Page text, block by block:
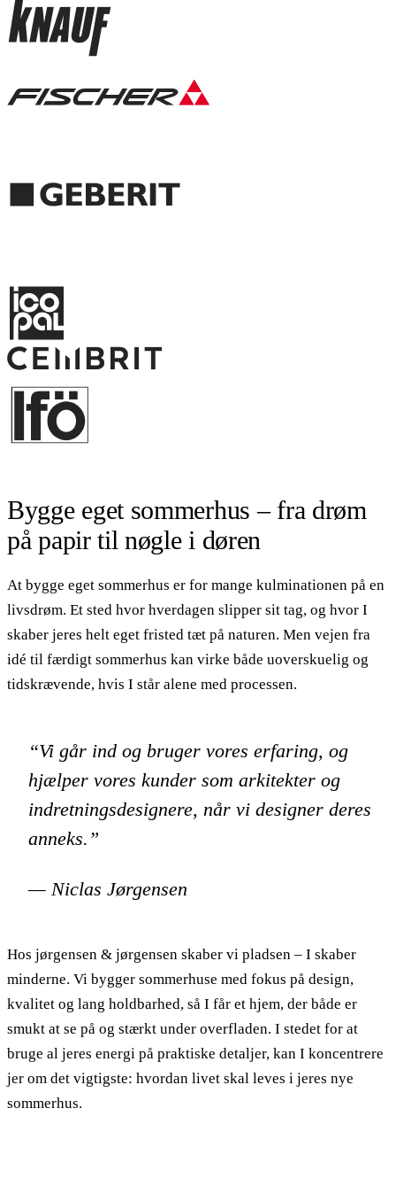
Bygge eget sommerhus – fra drøm
på papir til nøgle i døren
At bygge eget sommerhus er for mange kulminationen på en
livsdrøm. Et sted hvor hverdagen slipper sit tag, og hvor I
skaber jeres helt eget fristed tæt på naturen. Men vejen fra
idé til færdigt sommerhus kan virke både uoverskuelig og
tidskrævende, hvis I står alene med processen.
“Vi går ind og bruger vores erfaring, og
hjælper vores kunder som arkitekter og
indretningsdesignere, når vi designer deres
anneks.”
— Niclas Jørgensen
Hos jørgensen & jørgensen skaber vi pladsen – I skaber
minderne. Vi bygger sommerhuse med fokus på design,
kvalitet og lang holdbarhed, så I får et hjem, der både er
smukt at se på og stærkt under overfladen. I stedet for at
bruge al jeres energi på praktiske detaljer, kan I koncentrere
jer om det vigtigste: hvordan livet skal leves i jeres nye
sommerhus.